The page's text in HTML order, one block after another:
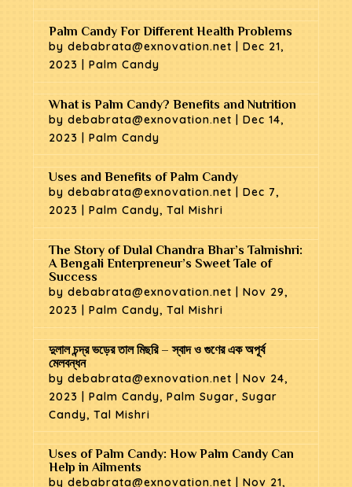
Palm Candy For Different Health Problems
bydebabrata@exnovation.net |Dec 21,
2023 |Palm Candy
What is Palm Candy? Benefits and Nutrition
bydebabrata@exnovation.net |Dec 14,
2023 |Palm Candy
Uses and Benefits of Palm Candy
bydebabrata@exnovation.net |Dec 7,
2023 |Palm Candy,Tal Mishri
The Story of Dulal Chandra Bhar’s Talmishri:
A Bengali Enterpreneur’s Sweet Tale of
Success
bydebabrata@exnovation.net |Nov 29,
2023 |Palm Candy,Tal Mishri
দুলাল চন্দ্র ভড়ের তাল মিছরি – স্বাদ ও গুণের এক অপূর্ব
মেলবন্ধন
bydebabrata@exnovation.net |Nov 24,
2023 |Palm Candy,Palm Sugar,Sugar
Candy,Tal Mishri
Uses of Palm Candy: How Palm Candy Can
Help in Ailments
bydebabrata@exnovation.net |Nov 21,